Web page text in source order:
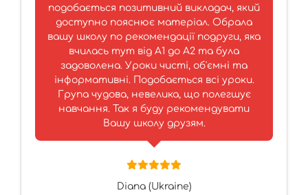
подобається позитивний викладач, який
доступно пояснює матеріал. Обрала
вашу школу по рекомендації подруги, яка
вчилась тут від A1 до A2 та була
задоволена. Уроки чисті, об'ємні та
інформативні. Подобається всі уроки.
Група чудова, невелика, що полегшує
навчання. Так я буду рекомендувати
Вашу школу друзям.
Diana (Ukraine)